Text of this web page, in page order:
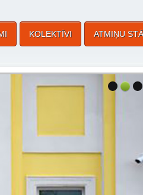
KOLEKTĪVI ATMIŅU